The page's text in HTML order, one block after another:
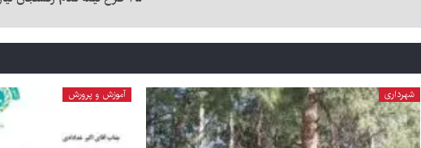
شهرداری آموزش و پرورش